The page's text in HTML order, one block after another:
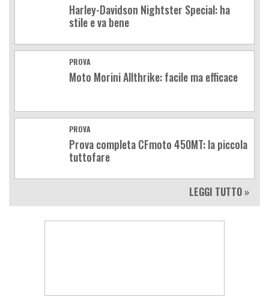
Harley-Davidson Nightster Special: ha
stile e va bene
PROVA
Moto Morini Allthrike: facile ma efficace
PROVA
Prova completa CFmoto 450MT: la piccola
tuttofare
LEGGI TUTTO »